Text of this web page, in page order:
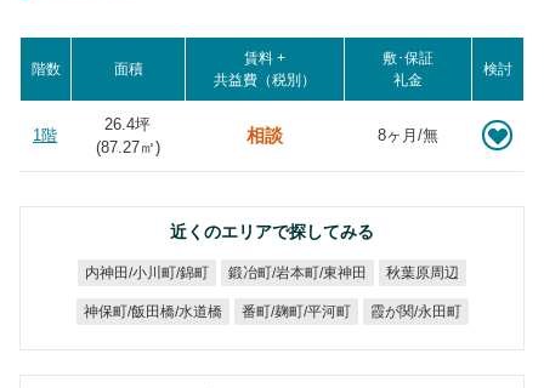
階数 面積
賃料 +
共益費（税別）
敷･保証
礼金
検討
1階
26.4坪
(87.27㎡)
相談 8ヶ月/無
近くのエリアで探してみる
内神田/小川町/錦町 鍛冶町/岩本町/東神田 秋葉原周辺
神保町/飯田橋/水道橋 番町/麹町/平河町 霞が関/永田町